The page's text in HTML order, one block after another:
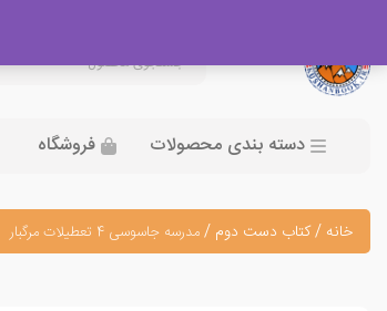
دسته بندی محصولات فروشگاه
خانه /کتاب دست دوم /مدرسه جاسوسی 4 تعطیلات مرگبار